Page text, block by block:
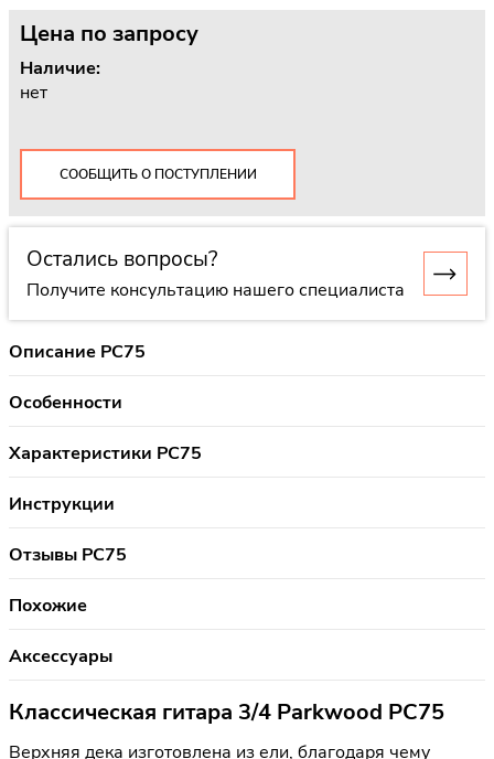
Цена по запросу
Наличие:
нет
СООБЩИТЬ О ПОСТУПЛЕНИИ
Остались вопросы?
Получите консультацию нашего специалиста
Описание PC75
Особенности
Характеристики PC75
Инструкции
Отзывы PC75
Похожие
Аксессуары
Классическая гитара 3/4 Parkwood PC75
Верхняя дека изготовлена из ели, благодаря чему